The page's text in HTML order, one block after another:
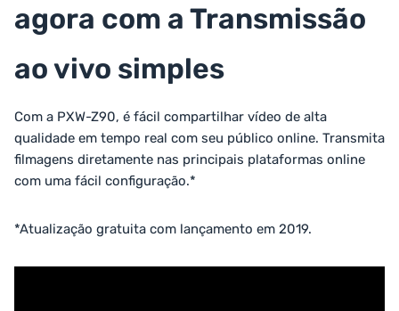
agora com a Transmissão
ao vivo simples
Com a PXW-Z90, é fácil compartilhar vídeo de alta
qualidade em tempo real com seu público online. Transmita
filmagens diretamente nas principais plataformas online
com uma fácil configuração.*
*Atualização gratuita com lançamento em 2019.